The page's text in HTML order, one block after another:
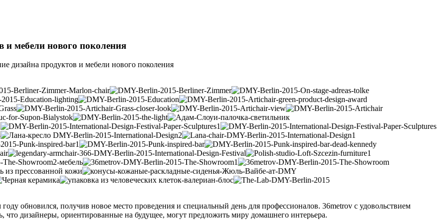
и мебели нового поколения
дизайна продуктов и мебели нового поколения
обновился, получив новое место проведения и специальный день для профессионалов. 36metrov с удовольствием
что дизайнеры, ориентированные на будущее, могут предложить миру домашнего интерьера.